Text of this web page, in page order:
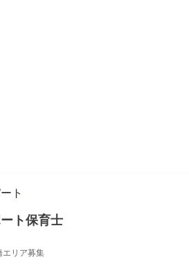
ト
ト保育士
エリア募集